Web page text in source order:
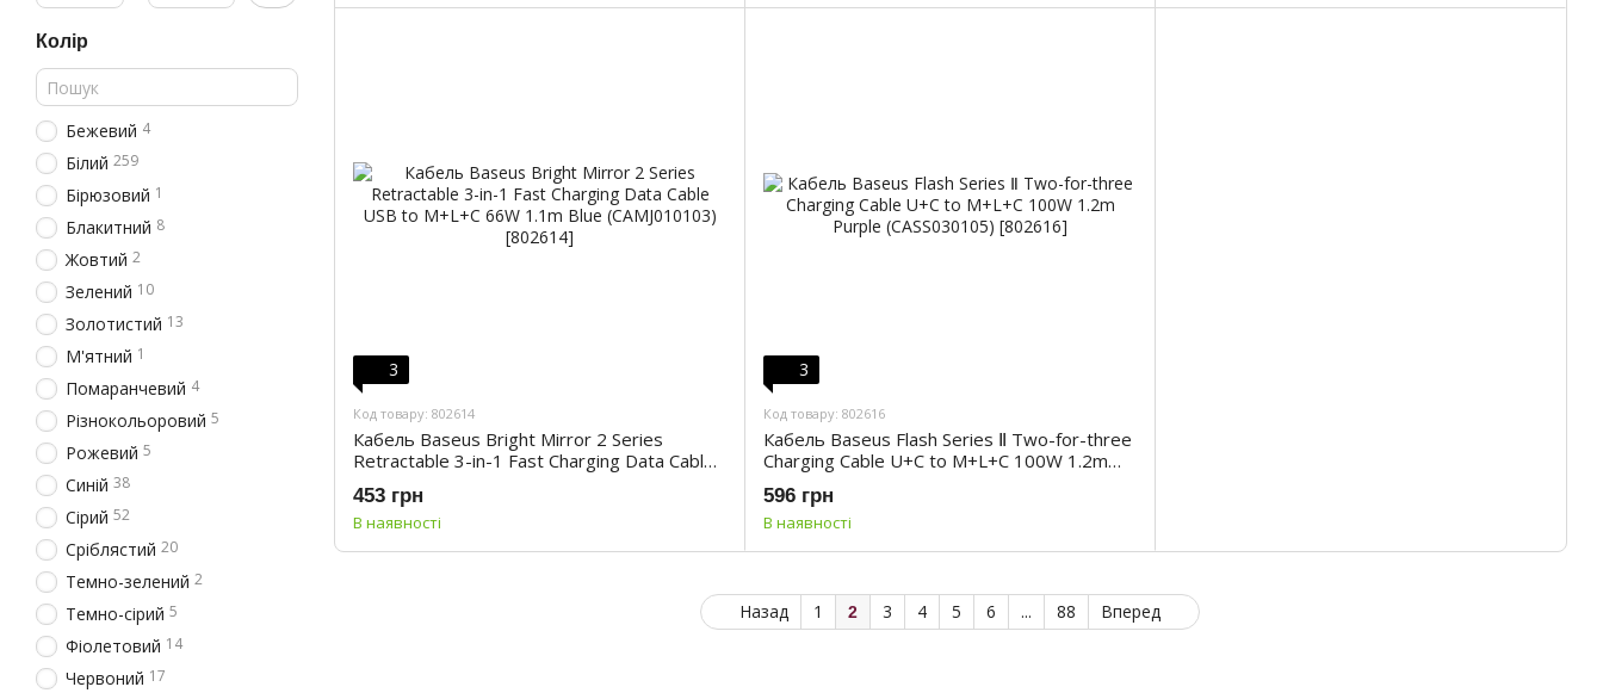
3
Код товару: 802614
Кабель Baseus Bright Mirror 2 Series
Retractable 3-in-1 Fast Charging Data Cable
USB to M+L+C 66W 1.1m Blue (CAMJ010103)
453 грн
В наявності
3
Код товару: 802616
Кабель Baseus Flash Series Ⅱ Two-for-three
Charging Cable U+C to M+L+C 100W 1.2m
Purple (CASS030105)
596 грн
В наявності
Назад 1 2 3 4 5 6 ... 88 Вперед
Колір
Бежевий 4
Білий 259
Бірюзовий 1
Блакитний 8
Жовтий 2
Зелений 10
Золотистий 13
М'ятний 1
Помаранчевий 4
Різнокольоровий 5
Рожевий 5
Синій 38
Сірий 52
Сріблястий 20
Темно-зелений 2
Темно-сірий 5
Фіолетовий 14
Червоний 17